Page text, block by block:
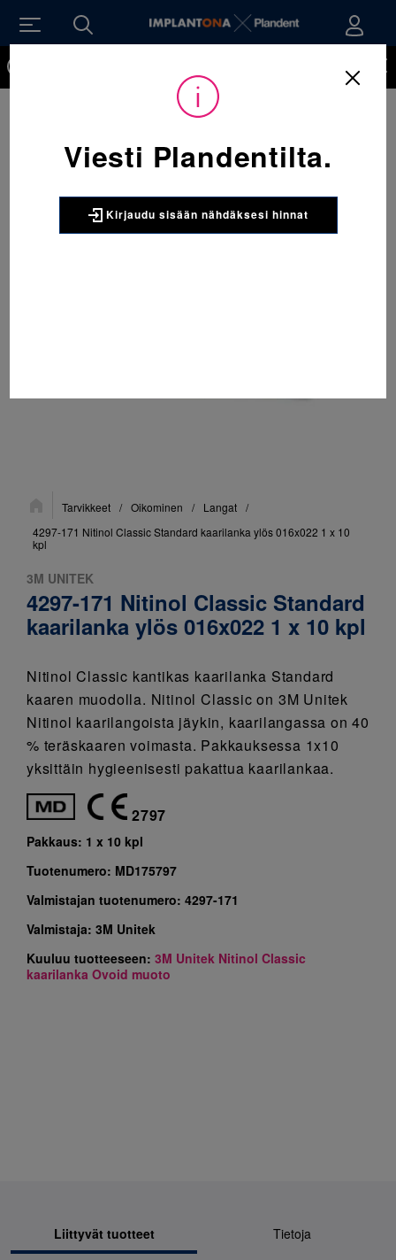
Sijainti:Tarvikkeet / Oikominen / Langat /
4297-171 Nitinol Classic Standard kaarilanka ylös 016x022 1 x 10
kpl
3M UNITEK
4297-171 Nitinol Classic Standard
kaarilanka ylös 016x022 1 x 10 kpl
Nitinol Classic kantikas kaarilanka Standard
kaaren muodolla. Nitinol Classic on 3M Unitek
Nitinol kaarilangoista jäykin, kaarilangassa on 40
% teräskaaren voimasta. Pakkauksessa 1x10
yksittäin hygieenisesti pakattua kaarilankaa.
2797
Pakkaus: 1 x 10 kpl
Tuotenumero: MD175797
Valmistajan tuotenumero: 4297-171
Valmistaja: 3M Unitek
Kuuluu tuotteeseen: 3M Unitek Nitinol Classic
kaarilanka Ovoid muoto
Liittyvät tuotteet Tietoja
Viesti Plandentilta.
Kirjaudu sisään nähdäksesi hinnat